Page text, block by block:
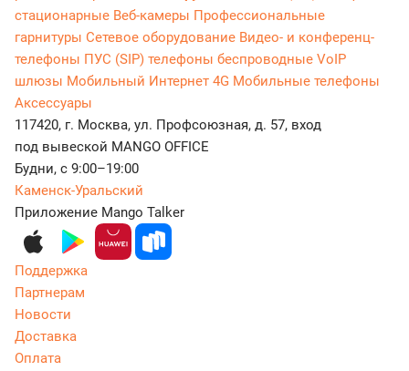
стационарные Веб-камеры Профессиональные
гарнитуры Сетевое оборудование Видео- и конференц-
телефоны ПУС (SIP) телефоны беспроводные VoIP
шлюзы Мобильный Интернет 4G Мобильные телефоны
Аксессуары
117420, г. Москва, ул. Профсоюзная, д. 57, вход
под вывеской MANGO OFFICE
Будни, с 9:00–19:00
Каменск-Уральский
Приложение Mango Talker
Поддержка
Партнерам
Новости
Доставка
Оплата